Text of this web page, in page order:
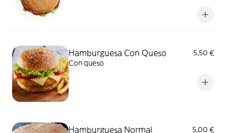
Hamburguesa Con Queso
5,50 €
Con queso
Hamburguesa Normal
5,00 €